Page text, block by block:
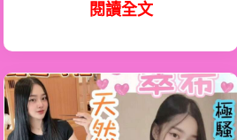
閱讀全文